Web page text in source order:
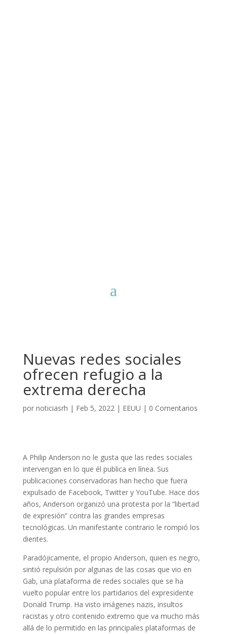
Nuevas redes sociales
ofrecen refugio a la
extrema derecha
por noticiasrh | Feb 5, 2022| EEUU | 0 Comentarios
A Philip Anderson no le gusta que las redes sociales
intervengan en lo que él publica en línea. Sus
publicaciones conservadoras han hecho que fuera
expulsado de Facebook, Twitter y YouTube. Hace dos
años, Anderson organizó una protesta por la “libertad
de expresión” contra las grandes empresas
tecnológicas. Un manifestante contrario le rompió los
dientes.
Paradójicamente, el propio Anderson, quien es negro,
sintió repulsión por algunas de las cosas que vio en
Gab, una plataforma de redes sociales que se ha
vuelto popular entre los partidarios del expresidente
Donald Trump. Ha visto imágenes nazis, insultos
racistas y otro contenido extremo que va mucho más
allá de lo permitido en las principales plataformas de